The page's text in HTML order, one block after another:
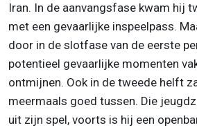
Iran. In de aanvangsfase kwam hij
met een gevaarlijke inspeelpass.
door in de slotfase van de eerste
potentieel gevaarlijke momenten
ontmijnen. Ook in de tweede helft
meermaals goed tussen. Die
uit zijn spel, voorts is hij een